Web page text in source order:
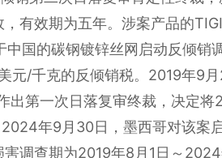
有效期为五年。涉案产品的
国的碳钢镀锌丝网启动反倾销
元/千克的反倾销税。2019年9
出第一次日落复审终裁，决定
年9月30日，墨西哥对该案
调查期为2019年8月1日～2024